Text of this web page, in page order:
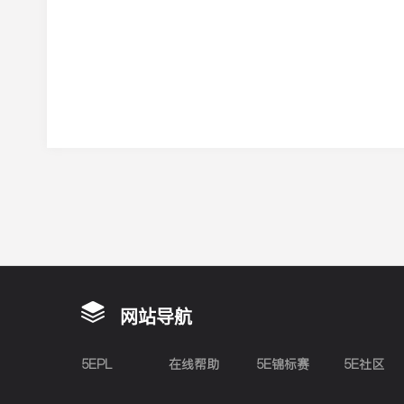
网站导航
5EPL 在线帮助 5E锦标赛 5E社区